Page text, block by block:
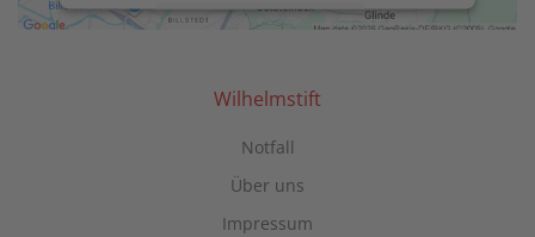
Mehr Informationen
Akzeptieren
Management Platform
Wilhelmstift
Notfall
Über uns
Impressum